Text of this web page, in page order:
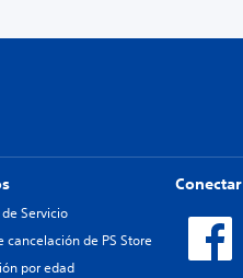
Servicio
cancelación de PS Store
por edad
Conectar